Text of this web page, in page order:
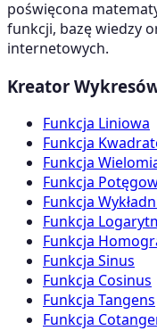
poświęcona
funkcji, bazę wiedzy
internetowych.
Kreator
Funkcja Liniowa
Funkcja
Funkcja
Funkcja
Funkcja
Funkcja
Funkcja
Funkcja Sinus
Funkcja Cosinus
Funkcja Tangens
Funkcja